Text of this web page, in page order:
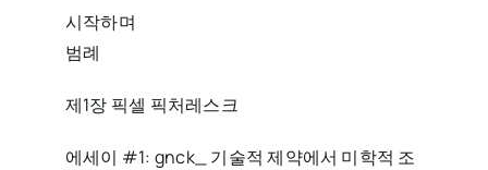
시작하며
범례
제1장 픽셀 픽처레스크
에세이 #1: gnck_ 기술적 제약에서 미학적 조